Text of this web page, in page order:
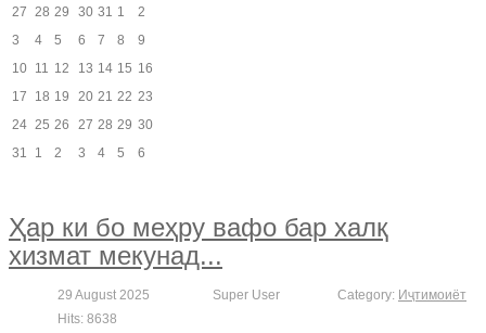
27 28 29 30 31 1
2
3
4 5 6 7 8
9
10 11 12 13 14 15 16
17
18 19 20 21 22 23
24 25 26 27 28 29 30
31
1 2 3 4 5 6
Ҳар ки бо меҳру вафо бар халқ
хизмат мекунад...
29 August 2025 Super User Category: Иҷтимоиёт
Hits: 8638